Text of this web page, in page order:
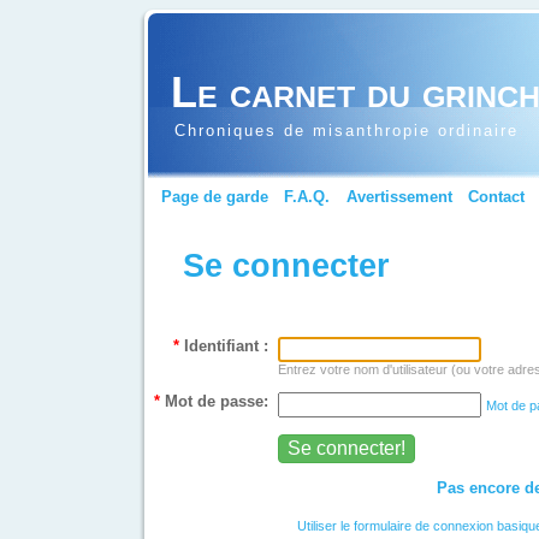
Le carnet du
Chroniques de misanthropie ordinaire
Page de garde F.A.Q. Avertissement Contact
Se connecter
* Identifiant :
Entrez votre nom d'utilisateur (ou votre
* Mot de passe: Mot de
Pas encore
Utiliser le formulaire de connexion